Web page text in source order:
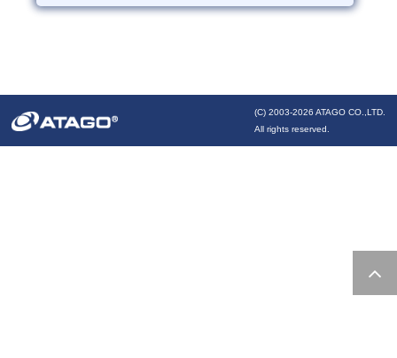
(C) 2003-2026 ATAGO CO.,LTD.
All rights reserved.